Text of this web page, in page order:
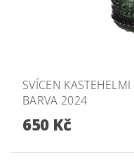
SVÍCEN
BARVA 2024
650 Kč